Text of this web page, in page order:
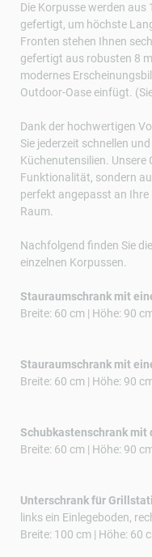
Die Korpusse werden
gefertigt, um höchste
Fronten stehen Ihnen
gefertigt aus robusten 8
modernes
Outdoor-Oase einfügt.
Dank der hochwertigen
Sie jederzeit schnellen
Küchenutensilien.
Funktionalität, sondern
perfekt angepasst an
Raum.
Nachfolgend finden Sie
einzelnen Korpussen.
Stauraumschrank mit
Breite: 60 cm | Höhe: 90
Stauraumschrank mit
Breite: 60 cm | Höhe: 90
Schubkastenschrank mit
Breite: 60 cm | Höhe: 90
Unterschrank für
links ein Einlegeboden,
Breite: 100 cm | Höhe: 60